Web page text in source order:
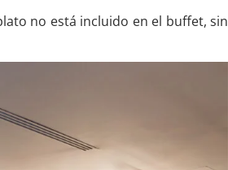
no está incluido en el buffet, sin